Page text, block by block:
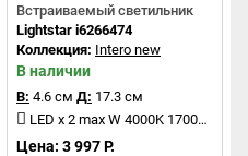
Встраиваемый светильник
Lightstar i6266474
Коллекция: Intero new
В наличии
В: 4.6 см Д: 17.3 см
LED x 2 max W 4000K 1700Lm
Цена: 3 997 Р.